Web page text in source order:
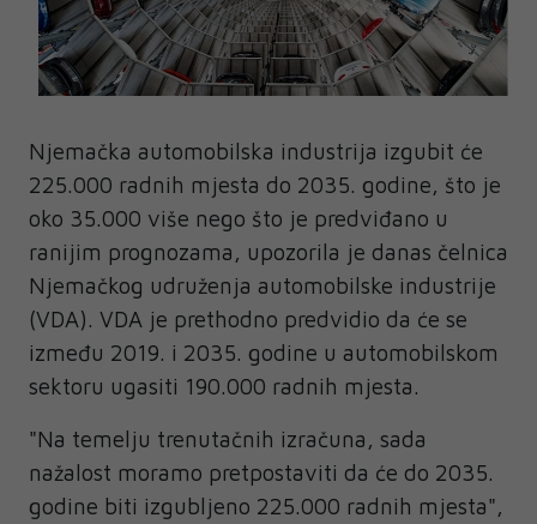
Njemačka automobilska industrija izgubit će
225.000 radnih mjesta do 2035. godine, što je
oko 35.000 više nego što je predviđano u
ranijim prognozama, upozorila je danas čelnica
Njemačkog udruženja automobilske industrije
(VDA). VDA je prethodno predvidio da će se
između 2019. i 2035. godine u automobilskom
sektoru ugasiti 190.000 radnih mjesta.
"Na temelju trenutačnih izračuna, sada
nažalost moramo pretpostaviti da će do 2035.
godine biti izgubljeno 225.000 radnih mjesta",